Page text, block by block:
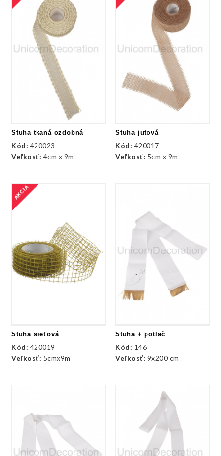
Stuha tkaná ozdobná
Kód: 420023
Veľkosť: 4cm x 9m
Stuha jutová
Kód: 420017
Veľkosť: 5cm x 9m
AKCIA
Stuha sieťová
Kód: 420019
Veľkosť: 5cmx9m
Stuha + potlač
Kód: 146
Veľkosť: 9x200 cm